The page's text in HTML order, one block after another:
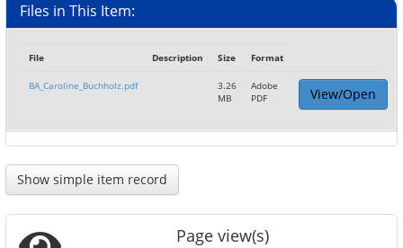
Files in This Item:
File Description Size Format
BA_Caroline_Buchholz.pdf
3.26
MB
Adobe
PDF
View/Open
Show simple item record
Page view(s)